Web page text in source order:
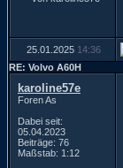
25.01.2025 14:36
RE: Volvo A60H
karoline57e
Foren As
Dabei seit:
05.04.2023
Beiträge: 76
Maßstab: 1:12